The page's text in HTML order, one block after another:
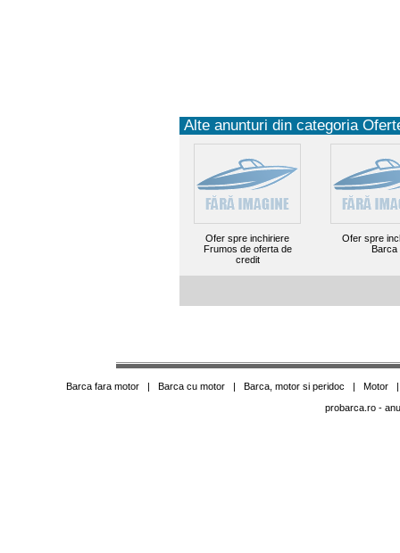
Alte anunturi din categoria
Ofer spre inchiriere
Frumos de oferta de
credit
Ofer spre
Barca
Barca fara motor| Barca cu motor| Barca, motor si peridoc | Motor
probarca.ro-